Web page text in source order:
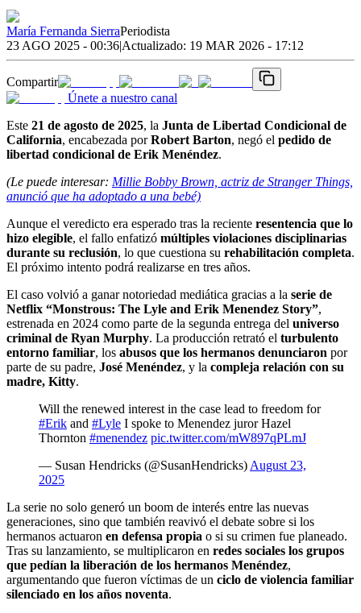
María Fernanda SierraPeriodista
23 AGO 2025 - 00:36|Actualizado: 19 MAR 2026 - 17:12
Compartir
Únete a nuestro canal
Este 21 de agosto de 2025, la Junta de Libertad Condicional de
California, encabezada porRobert Barton, negó el pedido de
libertad condicional de Erik Menéndez.
(Le puede interesar: Millie Bobby Brown, actriz de Stranger Things,
anunció que ha adoptado a una bebé)
Aunque el veredicto era esperado tras la reciente resentencia que lo
hizo elegible, el fallo enfatizó múltiples violaciones disciplinarias
durante su reclusión, lo que cuestiona su rehabilitación completa.
El próximo intento podrá realizarse en tres años.
El caso volvió a ganar notoriedad mediática gracias a la serie de
Netflix “Monstrous: The Lyle and Erik Menendez Story”,
estrenada en 2024 como parte de la segunda entrega del universo
criminal de Ryan Murphy. La producción retrató el turbulento
entorno familiar, los abusos que los hermanos denunciaron por
parte de su padre, José Menéndez, y la compleja relación con su
madre, Kitty.
Will the renewed interest in the case lead to freedom for
#Erik and #Lyle I spoke to Menendez juror Hazel
Thornton #menendez pic.twitter.com/mW897qPLmJ
— Susan Hendricks (@SusanHendricks) August 23,
2025
La serie no solo generó un boom de interés entre las nuevas
generaciones, sino que también reavivó el debate sobre si los
hermanos actuaron en defensa propia o si su crimen fue planeado.
Tras su lanzamiento, se multiplicaron en redes sociales los grupos
que pedían la liberación de los hermanos Menéndez,
argumentando que fueron víctimas de un ciclo de violencia familiar
silenciado en los años noventa.